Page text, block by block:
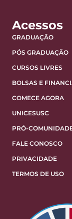
Acessos
GRADUAÇÃO
PÓS GRADUAÇÃO
CURSOS LIVRES
BOLSAS E
COMECE AGORA
UNICESUSC
PRÓ-
FALE CONOSCO
PRIVACIDADE
TERMOS DE USO